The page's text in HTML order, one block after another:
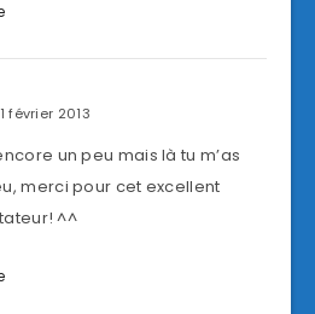
février 2013
un peu mais là tu m’as
merci pour cet excellent
^^